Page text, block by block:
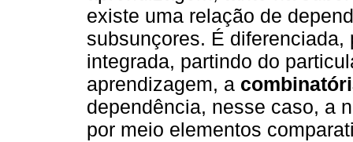
existe uma relação de
subsunçores. É
integrada, partindo do
aprendizagem, a
dependência, nesse caso, a
por meio elementos